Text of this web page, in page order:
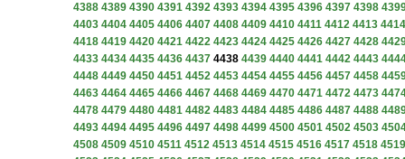
4388 4389 4390 4391 4392 4393 4394 4395 4396 4397 4398
4403 4404 4405 4406 4407 4408 4409 4410 4411 4412 4413 4414
4418 4419 4420 4421 4422 4423 4424 4425 4426 4427 4428
4433 4434 4435 4436 4437 4438 4439 4440 4441 4442 4443
4448 4449 4450 4451 4452 4453 4454 4455 4456 4457 4458
4463 4464 4465 4466 4467 4468 4469 4470 4471 4472 4473
4478 4479 4480 4481 4482 4483 4484 4485 4486 4487 4488
4493 4494 4495 4496 4497 4498 4499 4500 4501 4502 4503
4508 4509 4510 4511 4512 4513 4514 4515 4516 4517 4518 4519